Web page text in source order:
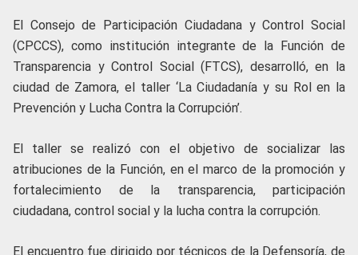
El Consejo de Participación Ciudadana y Control Social
(CPCCS), como institución integrante de la Función de
Transparencia y Control Social (FTCS), desarrolló, en la
ciudad de Zamora, el taller ‘La Ciudadanía y su Rol en la
Prevención y Lucha Contra la Corrupción’.
El taller se realizó con el objetivo de socializar las
atribuciones de la Función, en el marco de la promoción y
fortalecimiento de la transparencia, participación
ciudadana, control social y la lucha contra la corrupción.
El encuentro fue dirigido por técnicos de la Defensoría, de